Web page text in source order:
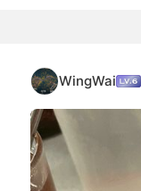
WingWai